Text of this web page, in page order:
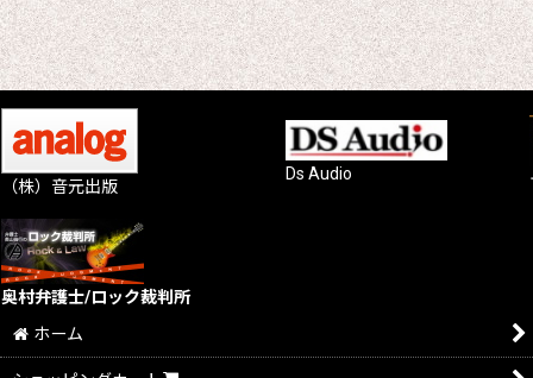
（株）音元出版
Ds Audio
奥村弁護士/ロック裁判所
ホーム